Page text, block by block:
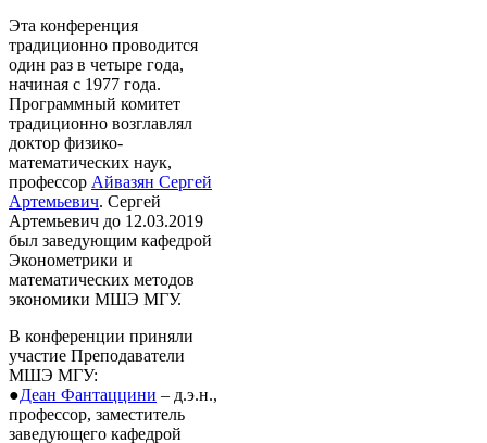
Эта конференция
традиционно проводится
один раз в четыре года,
начиная с 1977 года.
Программный комитет
традиционно возглавлял
доктор физико-
математических наук,
профессор Айвазян Сергей
Артемьевич. Сергей
Артемьевич до 12.03.2019
был заведующим кафедрой
Эконометрики и
математических методов
экономики МШЭ МГУ.
В конференции приняли
участие Преподаватели
МШЭ МГУ:
●Деан Фантаццини – д.э.н.,
профессор, заместитель
заведующего кафедрой